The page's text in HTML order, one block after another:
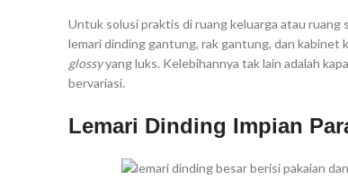
Untuk solusi praktis di ruang keluarga atau ruang
lemari dinding gantung, rak gantung, dan
glossyyang luks. Kelebihannya tak lain adalah
bervariasi.
Lemari Dinding Impian